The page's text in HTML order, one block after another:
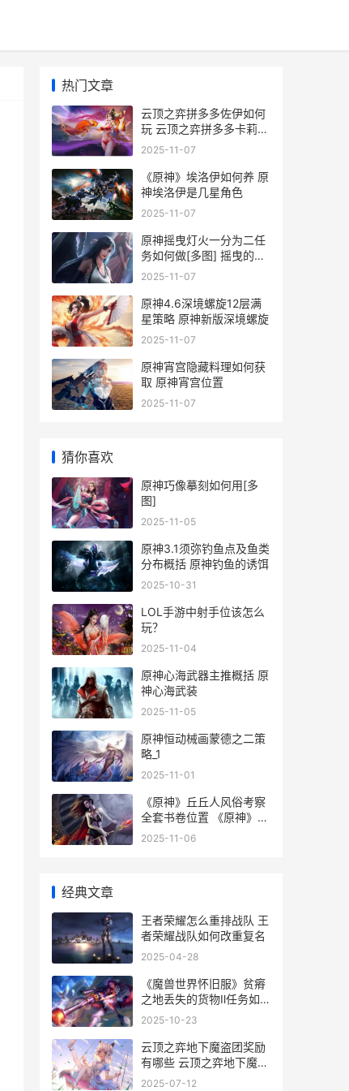
热门文章
云顶之弈拼多多佐伊如何
玩 云顶之弈拼多多卡莉斯
塔
2025-11-07
《原神》埃洛伊如何养 原
神埃洛伊是几星角色
2025-11-07
原神摇曳灯火一分为二任
务如何做[多图] 摇曳的灯
火
2025-11-07
原神4.6深境螺旋12层满
星策略 原神新版深境螺旋
2025-11-07
原神宵宫隐藏料理如何获
取 原神宵宫位置
2025-11-07
猜你喜欢
原神巧像摹刻如何用[多
图]
2025-11-05
原神3.1须弥钓鱼点及鱼类
分布概括 原神钓鱼的诱饵
2025-10-31
LOL手游中射手位该怎么
玩？
2025-11-04
原神心海武器主推概括 原
神心海武装
2025-11-05
原神恒动械画蒙德之二策
略_1
2025-11-01
《原神》丘丘人风俗考察
全套书卷位置 《原神》丘
丘人找到什么宝贝了,竟然
2025-11-06
经典文章
王者荣耀怎么重排战队 王
者荣耀战队如何改重复名
2025-04-28
《魔兽世界怀旧服》贫瘠
之地丢失的货物Ⅱ任务如
何做 魔兽世界怀旧服60
2025-10-23
云顶之弈地下魔盗团奖励
有哪些 云顶之弈地下魔盗
团都是那些皮肤
2025-07-12